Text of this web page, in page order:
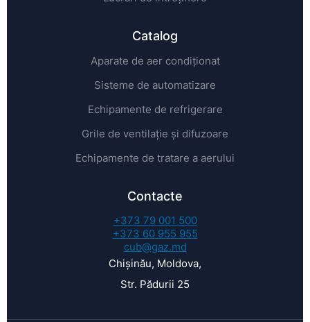
Catalog
Aparate de aer condiționat
Sisteme de automatizare
Echipamente de refrigerare
Grile de ventilație și difuzoare
Echipamente de tratare a aerului
Contacte
+373 79 001 500
+373 60 955 955
cub@gaz.md
Chișinău, Moldova,
Str. Pădurii 25